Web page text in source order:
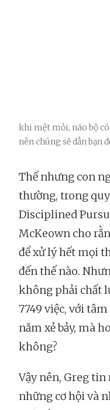
khi mệt mỏi, não bộ
nên chúng sẽ dẫn bạn
Thế nhưng con
thường, trong
Disciplined
McKeown cho
để xử lý hết mọi
đến thế nào.
không phải chất
7749 việc, với
năm xẻ bảy, mà
không?
Vậy nên, Greg
những cơ hội và